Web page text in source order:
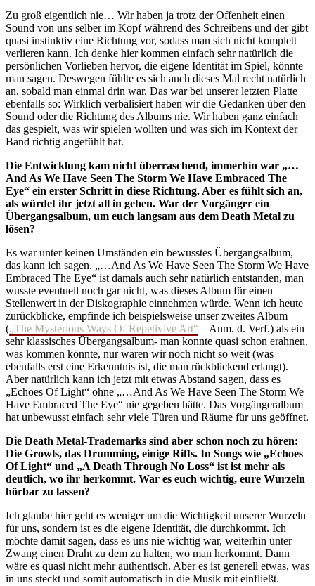
Zu groß eigentlich nie… Wir haben ja trotz der Offenheit einen
Sound von uns selber im Kopf während des Schreibens und der gibt
quasi instinktiv eine Richtung vor, sodass man sich nicht komplett
verlieren kann. Ich denke hier kommen einfach sehr natürlich die
persönlichen Vorlieben hervor, die eigene Identität im Spiel, könnte
man sagen. Deswegen fühlte es sich auch dieses Mal recht natürlich
an, sobald man einmal drin war. Das war bei unserer letzten Platte
ebenfalls so: Wirklich verbalisiert haben wir die Gedanken über den
Sound oder die Richtung des Albums nie. Wir haben ganz einfach
das gespielt, was wir spielen wollten und was sich im Kontext der
Band richtig angefühlt hat.
Die Entwicklung kam nicht überraschend, immerhin war „…
And As We Have Seen The Storm We Have Embraced The
Eye“ ein erster Schritt in diese Richtung. Aber es fühlt sich an,
als würdet ihr jetzt all in gehen. War der Vorgänger ein
Übergangsalbum, um euch langsam aus dem Death Metal zu
lösen?
Es war unter keinen Umständen ein bewusstes Übergangsalbum,
das kann ich sagen. „…And As We Have Seen The Storm We Have
Embraced The Eye“ ist damals auch sehr natürlich entstanden, man
wusste eventuell noch gar nicht, was dieses Album für einen
Stellenwert in der Diskographie einnehmen würde. Wenn ich heute
zurückblicke, empfinde ich beispielsweise unser zweites Album
(„The Mysterious Ways Of Repetivive Art“ – Anm. d. Verf.) als ein
sehr klassisches Übergangsalbum- man konnte quasi schon erahnen,
was kommen könnte, nur waren wir noch nicht so weit (was
ebenfalls erst eine Erkenntnis ist, die man rückblickend erlangt).
Aber natürlich kann ich jetzt mit etwas Abstand sagen, dass es
„Echoes Of Light“ ohne „…And As We Have Seen The Storm We
Have Embraced The Eye“ nie gegeben hätte. Das Vorgängeralbum
hat unbewusst einfach sehr viele Türen und Räume für uns geöffnet.
Die Death Metal-Trademarks sind aber schon noch zu hören:
Die Growls, das Drumming, einige Riffs. In Songs wie „Echoes
Of Light“ und „A Death Through No Loss“ ist ist mehr als
deutlich, wo ihr herkommt. War es euch wichtig, eure Wurzeln
hörbar zu lassen?
Ich glaube hier geht es weniger um die Wichtigkeit unserer Wurzeln
für uns, sondern ist es die eigene Identität, die durchkommt. Ich
möchte damit sagen, dass es uns nie wichtig war, weiterhin unter
Zwang einen Draht zu dem zu halten, wo man herkommt. Dann
wäre es quasi nicht mehr authentisch. Aber es ist generell etwas, was
in uns steckt und somit automatisch in die Musik mit einfließt.